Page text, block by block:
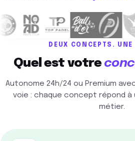
DEUX CONCEPTS. UNE
Quel est votre
Autonome 24h/24 ou Premium
voie : chaque concept répond à
métier.